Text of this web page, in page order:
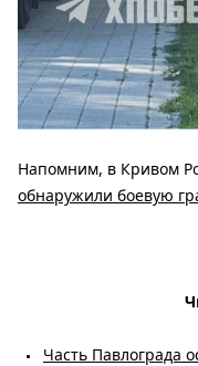
Напомним, в Кривом
обнаружили боевую
Часть Павлограда